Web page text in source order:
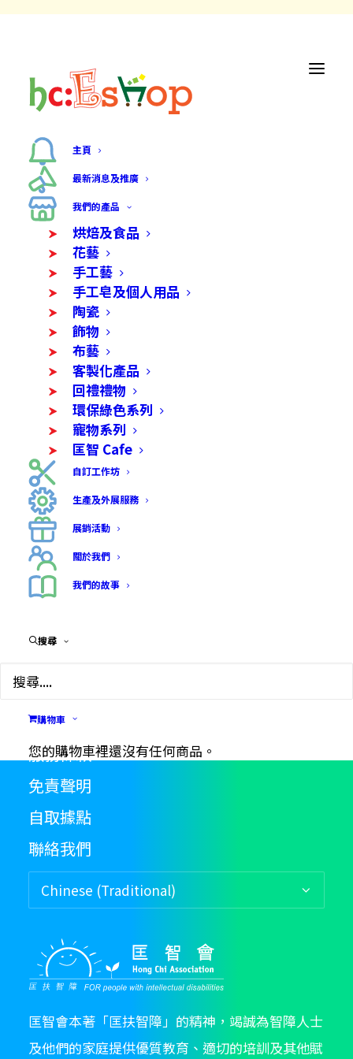
主頁
最新消息及推廣
我們的產品
烘焙及食品
花藝
手工藝
手工皂及個人用品
陶瓷
飾物
布藝
客製化產品
回禮禮物
環保綠色系列
寵物系列
匡智 Cafe
自訂工作坊
生產及外展服務
展銷活動
關於我們
我們的故事
搜尋
購物車
您的購物車裡還沒有任何商品。
My account
登入
使用者名稱 或 電子郵件
密碼 必
填
保持登入
登入
購物流程
服務條款
免責聲明
自取據點
聯絡我們
匡智會本著「匡扶智障」的精神，竭誠為智障人士
及他們的家庭提供優質教育、適切的培訓及其他賦